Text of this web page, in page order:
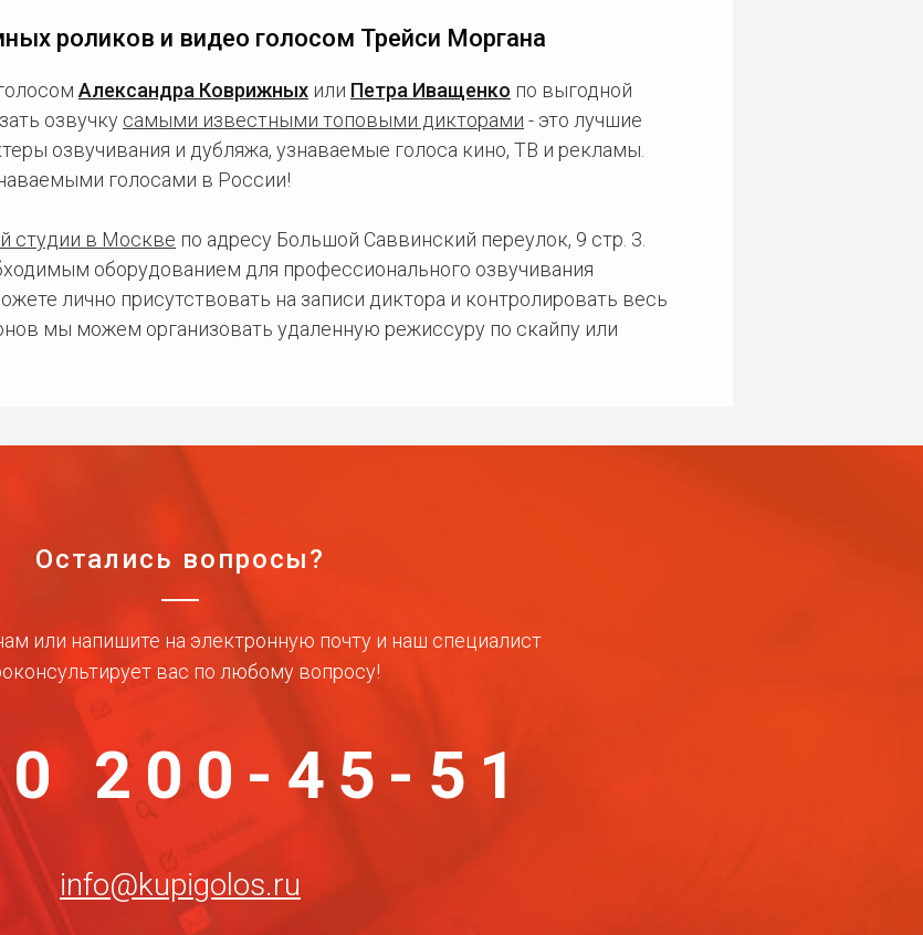
роликов и видео голосом Трейси Моргана
Александра Коврижных или Петра Иващенко по выгодной
озвучку самыми известными топовыми дикторами - это лучшие
озвучивания и дубляжа, узнаваемые голоса кино, ТВ и рекламы.
голосами в России!
студии в Москве по адресу Большой Саввинский переулок, 9 стр. 3.
оборудованием для профессионального озвучивания
лично присутствовать на записи диктора и контролировать весь
мы можем организовать удаленную режиссуру по скайпу или
Остались вопросы?
или напишите на электронную почту и наш специалист
вас по любому вопросу!
200-45-51
info@kupigolos.ru